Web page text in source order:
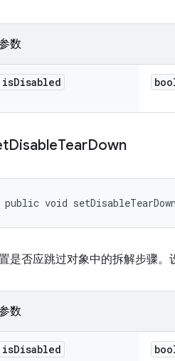
数
isDisabled
DisableTearDown
public void
是否应跳过对象中的拆解步骤。
数
isDisabled